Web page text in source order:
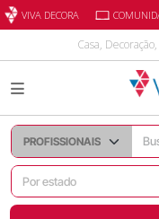
VIVA DECORA
Casa,